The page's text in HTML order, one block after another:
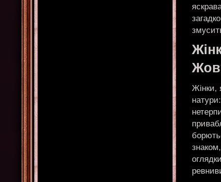
Жінки,